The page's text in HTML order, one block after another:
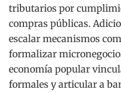
tributarios por
compras públicas.
escalar mecanismos
formalizar
economía popular
formales y articular a